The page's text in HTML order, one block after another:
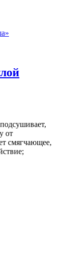
от
смягчающее,